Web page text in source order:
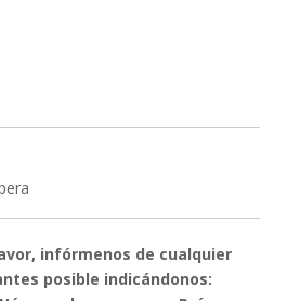
infórmenos de cualquier
posible indicándonos: